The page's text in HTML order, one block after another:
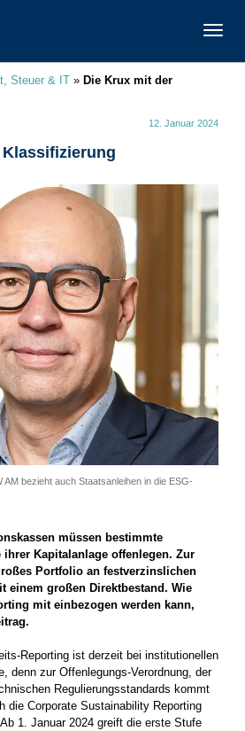
Steuer & IT » Die Krux mit der
12. Januar 2024
bezieht auch Staatsanleihen in die ESG-
müssen bestimmte
ihrer Kapitalanlage offenlegen. Zur
Portfolio an festverzinslichen
einem großen Direktbestand. Wie
mit einbezogen werden kann,
Reporting ist derzeit bei institutionellen
denn zur Offenlegungs-Verordnung, der
Regulierungsstandards kommt
die Corporate Sustainability Reporting
1. Januar 2024 greift die erste Stufe